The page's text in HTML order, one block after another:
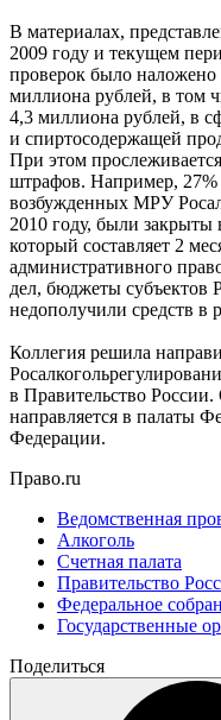
В материалах,
2009 году и текущем
проверок было
миллиона рублей, в том
4,3 миллиона рублей, в
и спиртосодержащей
При этом
штрафов. Например,
возбужденных МРУ
2010 году, были закрыты
который составляет 2
административного
дел, бюджеты
недополучили средств в
Коллегия решила
в Правительство России.
направляется в палаты
Федерации.
Право.ru
Ведомственная
Алкоголь
Счетная палата
Правительство
Федеральное
Государственные
Поделиться